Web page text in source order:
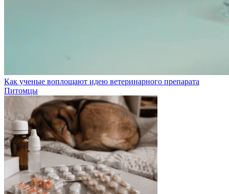
Как ученые воплощают идею ветеринарного препарата
Питомцы